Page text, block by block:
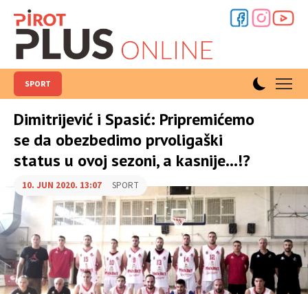
SPORT
Dimitrijević i Spasić: Pripremićemo
se da obezbedimo prvoligaški
status u ovoj sezoni, a kasnije…!?
10. JUN 2020. 13:07 SPORT